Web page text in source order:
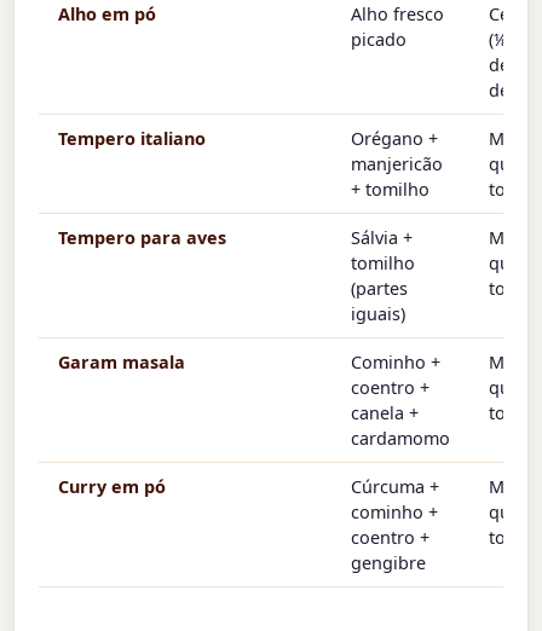
Alho em pó
Alho fresco
picado
Cerca
(⅛
de
dente)
Tempero italiano
Orégano +
manjericão
+ tomilho
total
Tempero para aves
Sálvia +
tomilho
(partes
iguais)
total
Garam masala
Cominho +
coentro +
canela +
cardamomo
total
Curry em pó
Cúrcuma +
cominho +
coentro +
gengibre
total